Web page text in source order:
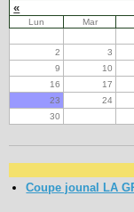
«
Lun Mar
2
3
9
10
16
17
23
24
30
Coupe jounal LA